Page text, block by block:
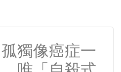
獨像癌症一